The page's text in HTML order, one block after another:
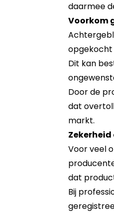
daarmee
Voorkom
opgekocht
Dit kan
Door de
dat
markt.
Voor veel
dat
Bij